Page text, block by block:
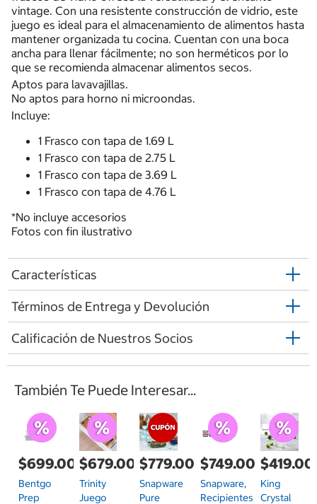
vintage. Con una resistente construcción de vidrio, este
juego es ideal para el almacenamiento de alimentos hasta
mantener organizada tu cocina. Cuentan con una boca
ancha para llenar fácilmente; no son herméticos por lo
que se recomienda almacenar alimentos secos.
Aptos para lavavajillas.
No aptos para horno ni microondas.
Incluye:
1 Frasco con tapa de 1.69 L
1 Frasco con tapa de 2.75 L
1 Frasco con tapa de 3.69 L
1 Frasco con tapa de 4.76 L
*No incluye accesorios
Fotos con fin ilustrativo
Características
Términos de Entrega y Devolución
Calificación de Nuestros Socios
También Te Puede Interesar...
$699.00
Bentgo
Prep
$679.00
Trinity
Juego
$779.00
Snapware
Pure
$749.00
Snapware,
Recipientes
$419.00
King
Crystal